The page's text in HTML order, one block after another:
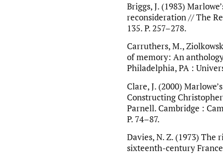
Briggs, J. (1983)
reconsideration // The
135. P. 257–278.
Carruthers, M.,
of memory: An
Philadelphia, PA :
Clare, J. (2000)
Constructing
Parnell. Cambridge :
P. 74–87.
Davies, N. Z. (1973)
sixteenth-century